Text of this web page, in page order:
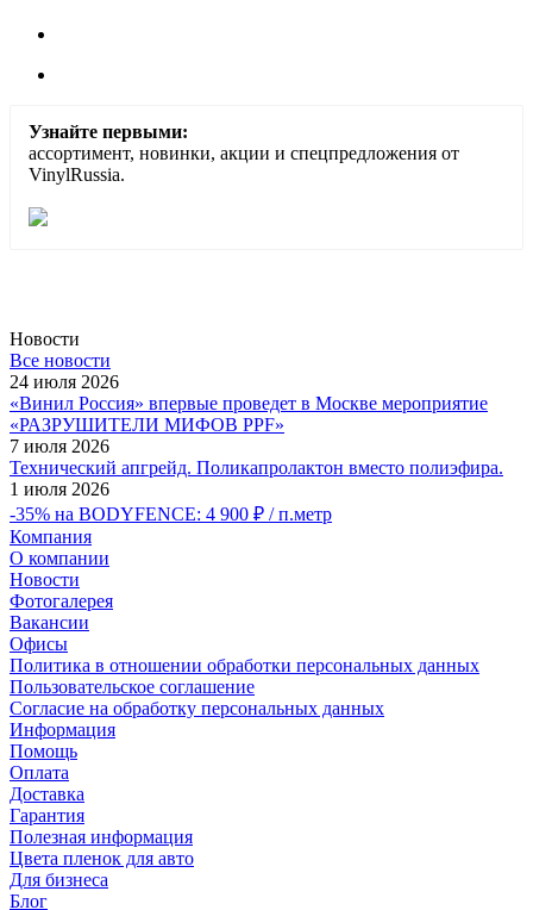
Узнайте первыми:
ассортимент, новинки, акции и спецпредложения от
VinylRussia.
Новости
Все новости
24 июля 2026
«Винил Россия» впервые проведет в Москве мероприятие
«РАЗРУШИТЕЛИ МИФОВ PPF»
7 июля 2026
Технический апгрейд. Поликапролактон вместо полиэфира.
1 июля 2026
-35% на BODYFENCE: 4 900 ₽ / п.метр
Компания
О компании
Новости
Фотогалерея
Вакансии
Офисы
Политика в отношении обработки персональных данных
Пользовательское соглашение
Согласие на обработку персональных данных
Информация
Помощь
Оплата
Доставка
Гарантия
Полезная информация
Цвета пленок для авто
Для бизнеса
Блог